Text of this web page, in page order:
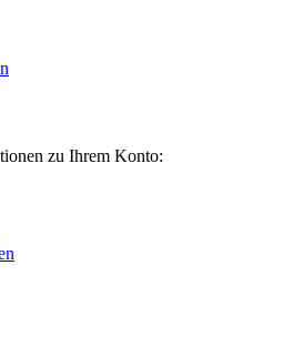
zu Ihrem Konto: